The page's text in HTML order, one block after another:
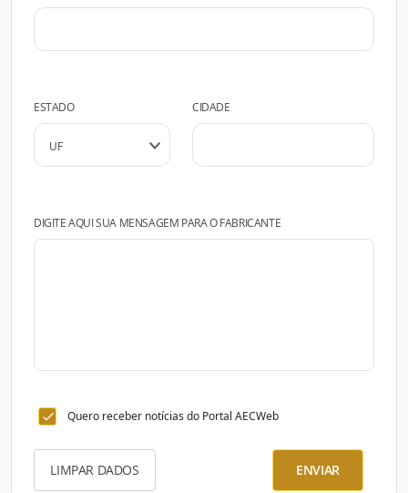
ESTADO CIDADE
DIGITE AQUI SUA MENSAGEM PARA O FABRICANTE
Quero receber notícias do Portal AECWeb
LIMPAR DADOS ENVIAR